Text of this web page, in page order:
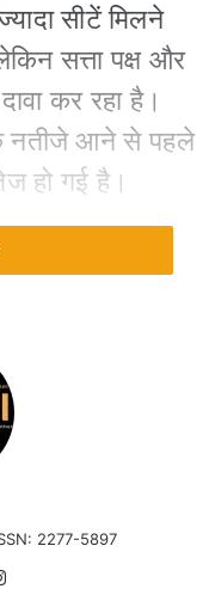
सीटें मिलने
सत्ता पक्ष और
कर रहा है।
के नतीजे आने से पहले
हो गई है।
होने के बाद
को ज्यादा
है कि बिहार
में विकास और
2277-5897
Instagram